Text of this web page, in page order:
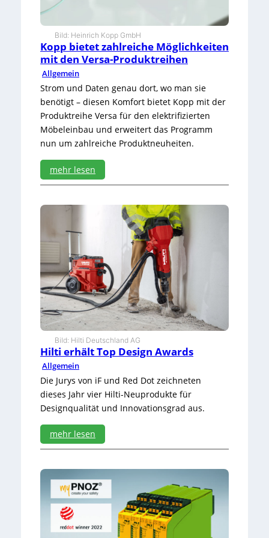
K
a
l
H
a
e
u
s
g
e
n
Bild: Heinrich Kopp GmbH
Kopp bietet zahlreiche Möglichkeiten
mit den Versa-Produktreihen
Allgemein
Strom und Daten genau dort, wo man sie
benötigt – diesen Komfort bietet Kopp mit der
Produktreihe Versa für den elektrifizierten
Möbeleinbau und erweitert das Programm
nun um zahlreiche Produktneuheiten.
mehr lesen
:
o
e
t
e
t
z
a
h
r
e
i
c
e
M
g
i
Bild: Hilti Deutschland AG
Hilti erhält Top Design Awards
Allgemein
Die Jurys von iF und Red Dot zeichneten
dieses Jahr vier Hilti-Neuprodukte für
Designqualität und Innovationsgrad aus.
mehr lesen
:
i